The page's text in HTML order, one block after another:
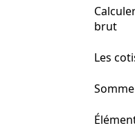
brut
Les